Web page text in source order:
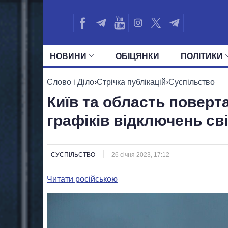
НОВИНИ ОБIЦЯНКИ ПОЛIТИКИ
УСІ ПОЛІТИКИ ПРЕЗИДЕНТ І ОФІС
Слово і Діло›Стрічка публікацій›Суспільство
Київ та область
графіків відключень
СУСПІЛЬСТВО 26 січня 2023, 17:12
Читати російською